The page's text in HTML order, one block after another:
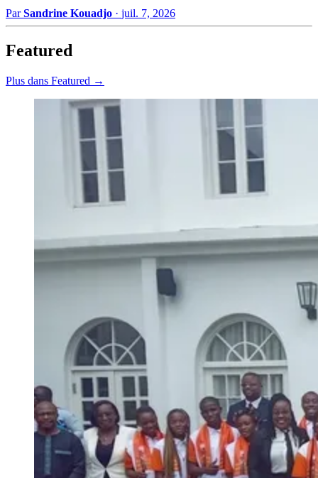
ParSandrine Kouadjo · juil. 7, 2026
Featured
Plus dans Featured →